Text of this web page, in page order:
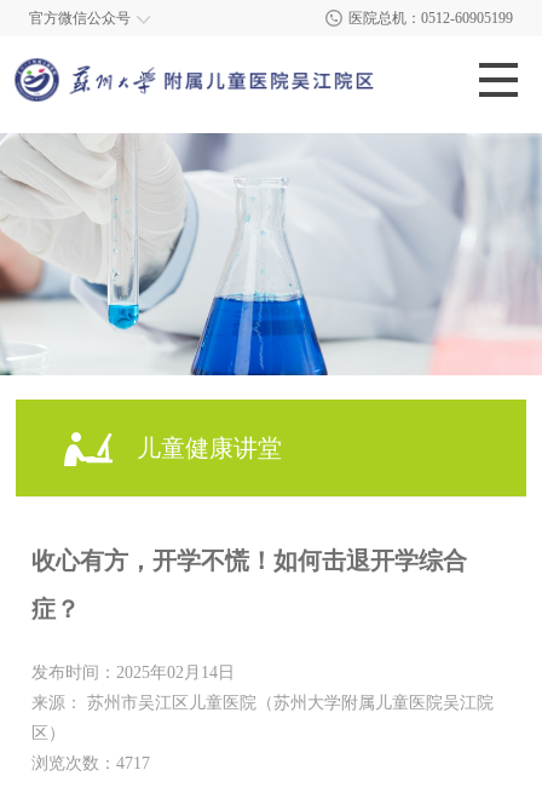
官方微信公众号 医院总机：0512-60905199
儿童健康讲堂
收心有方，开学不慌！如何击退开学综合
症？
发布时间：2025年02月14日
来源： 苏州市吴江区儿童医院（苏州大学附属儿童医院吴江院
区）
浏览次数：4717